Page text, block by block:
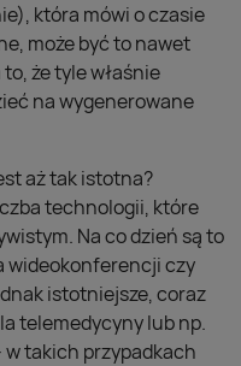
która mówi o czasie
może być to nawet
że tyle właśnie
na wygenerowane
aż tak istotna?
technologii, które
Na co dzień są to
wideokonferencji czy
istotniejsze, coraz
telemedycyny lub np.
takich przypadkach